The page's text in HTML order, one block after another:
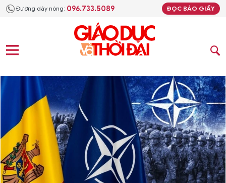
Đường dây nóng: 096.733.5089 ĐỌC BÁO GIẤY